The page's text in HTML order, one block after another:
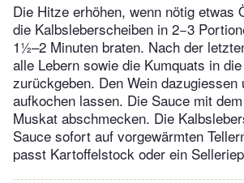
Die Hitze erhöhen, wenn nötig etwas
die Kalbsleberscheiben in 2−3
1½–2 Minuten braten. Nach der
alle Lebern sowie die Kumquats in
zurückgeben. Den Wein
aufkochen lassen. Die Sauce mit
Muskat abschmecken. Die
Sauce sofort auf vorgewärmten
passt Kartoffelstock oder ein